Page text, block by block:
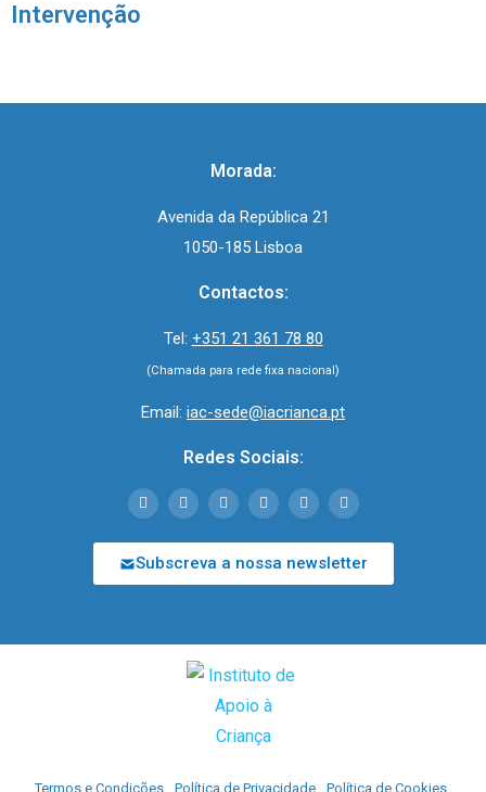
Intervenção
Morada:
Avenida da República 21
1050-185 Lisboa
Contactos:
Tel: +351 21 361 78 80
(Chamada para rede fixa nacional)
Email: iac-sede@iacrianca.pt
Redes Sociais:
Subscreva a nossa newsletter
Termos e Condições Política de Privacidade Política de Cookies